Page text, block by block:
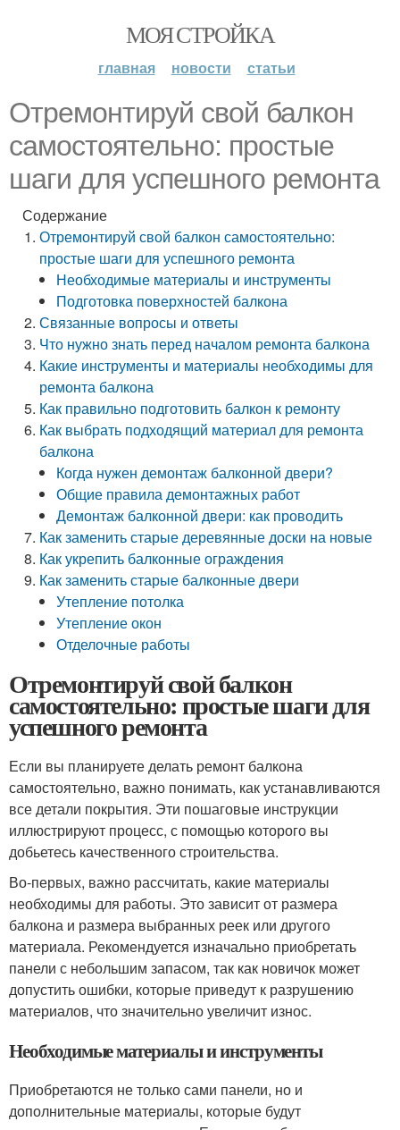
МОЯ СТРОЙКА
главная новости статьи
Отремонтируй свой балкон
самостоятельно: простые
шаги для успешного ремонта
Содержание
Отремонтируй свой балкон самостоятельно:
простые шаги для успешного ремонта
Необходимые материалы и инструменты
Подготовка поверхностей балкона
Связанные вопросы и ответы
Что нужно знать перед началом ремонта балкона
Какие инструменты и материалы необходимы для
ремонта балкона
Как правильно подготовить балкон к ремонту
Как выбрать подходящий материал для ремонта
балкона
Когда нужен демонтаж балконной двери?
Общие правила демонтажных работ
Демонтаж балконной двери: как проводить
Как заменить старые деревянные доски на новые
Как укрепить балконные ограждения
Как заменить старые балконные двери
Утепление потолка
Утепление окон
Отделочные работы
Отремонтируй свой балкон
самостоятельно: простые шаги для
успешного ремонта
Если вы планируете делать ремонт балкона
самостоятельно, важно понимать, как устанавливаются
все детали покрытия. Эти пошаговые инструкции
иллюстрируют процесс, с помощью которого вы
добьетесь качественного строительства.
Во-первых, важно рассчитать, какие материалы
необходимы для работы. Это зависит от размера
балкона и размера выбранных реек или другого
материала. Рекомендуется изначально приобретать
панели с небольшим запасом, так как новичок может
допустить ошибки, которые приведут к разрушению
материалов, что значительно увеличит износ.
Необходимые материалы и инструменты
Приобретаются не только сами панели, но и
дополнительные материалы, которые будут